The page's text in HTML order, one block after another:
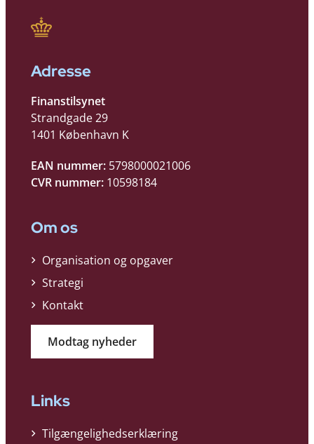
Adresse
Finanstilsynet
Strandgade 29
1401 København K
EAN nummer: 5798000021006
CVR nummer: 10598184
Om os
Organisation og opgaver
Strategi
Kontakt
Modtag nyheder
Links
Tilgængelighedserklæring